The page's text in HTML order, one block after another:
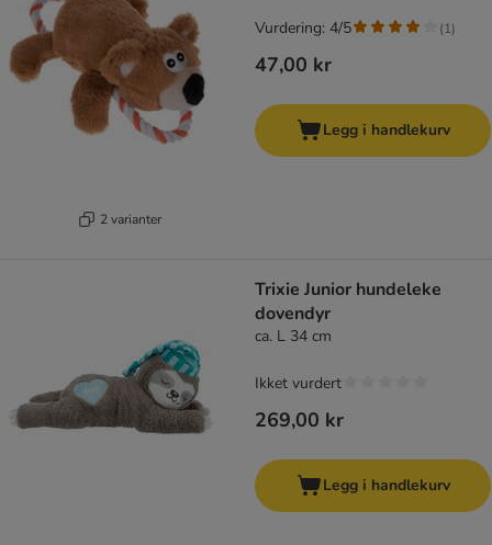
2 varianter
47,00 kr
Vurdering: 4/5 (1)
Legg i handlekurv
Trixie Junior hundeleke
dovendyr
ca. L 34 cm
269,00 kr
Ikket vurdert
Legg i handlekurv